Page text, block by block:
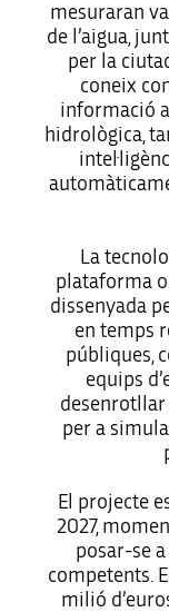
mesuraran
de l’aigua,
per la
coneix
informació
hidrològica,
La
plataforma
dissenyada
en temps
públiques,
equips
desenrotllar
per a
El projecte
2027,
posar-se
competents.
milió